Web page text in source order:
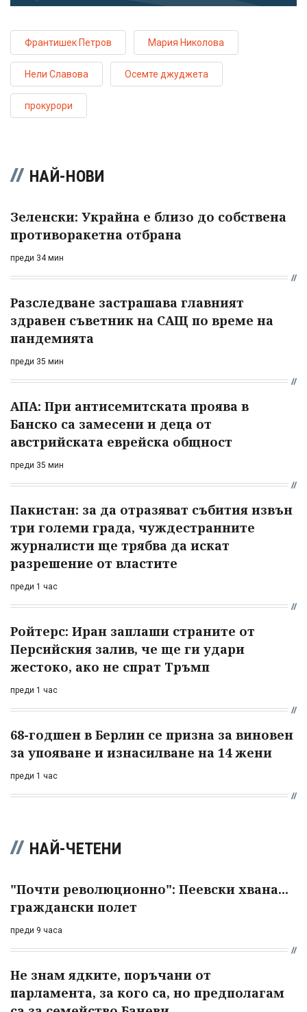
Франтишек Петров Мария Николова
Нели Славова Осемте джуджета
прокурори
НАЙ-НОВИ
Зеленски: Украйна е близо до собствена
противоракетна отбрана
преди 34 мин
Разследване застрашава главният
здравен съветник на САЩ по време на
пандемията
преди 35 мин
АПА: При антисемитската проява в
Банско са замесени и деца от
австрийската еврейска общност
преди 35 мин
Пакистан: за да отразяват събития извън
три големи града, чуждестранните
журналисти ще трябва да искат
разрешение от властите
преди 1 час
Ройтерс: Иран заплаши страните от
Персийския залив, че ще ги удари
жестоко, ако не спрат Тръмп
преди 1 час
68-годшен в Берлин се призна за виновен
за упояване и изнасилване на 14 жени
преди 1 час
НАЙ-ЧЕТЕНИ
"Почти революционно": Пеевски хвана...
граждански полет
преди 9 часа
Не знам ядките, поръчани от
парламента, за кого са, но предполагам